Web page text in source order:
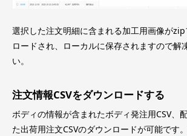
選択した注文明細に含まれる加工用画像が
ロードされ、ローカルに保存されますので解
い。
注文情報CSVをダウンロードする
ボディの情報が含まれたボディ発注用CSV、
た出荷用注文CSVのダウンロードが可能です